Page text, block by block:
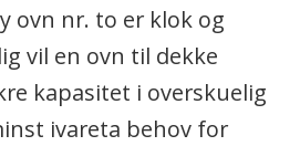
ovn nr. to er klok og
vil en ovn til dekke
kapasitet i overskuelig
ivareta behov for